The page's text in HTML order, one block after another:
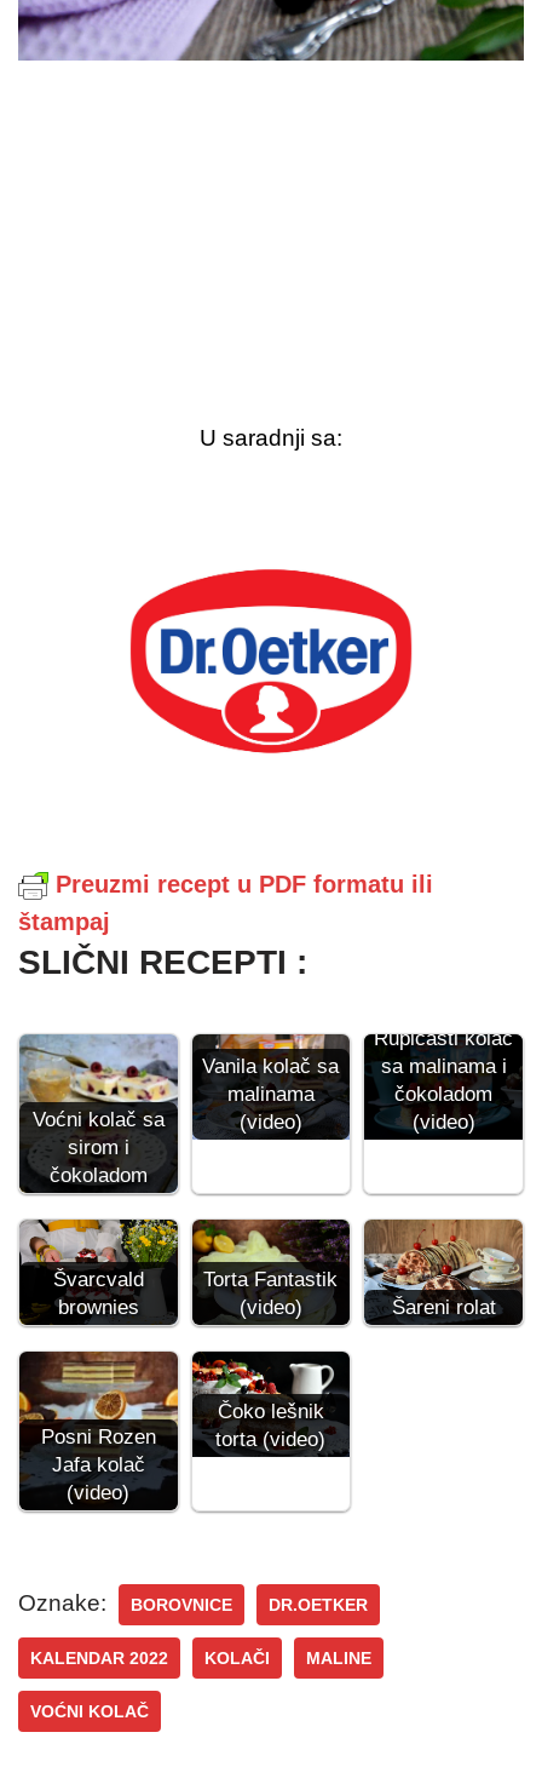
U saradnji sa:
Preuzmi recept u PDF formatu ili
štampaj
SLIČNI RECEPTI :
Voćni kolač sa
sirom i
čokoladom
Vanila kolač sa
malinama
(video)
Rupičasti kolač
sa malinama i
čokoladom
(video)
Švarcvald
brownies
Torta Fantastik
(video)
Šareni rolat
Posni Rozen
Jafa kolač
(video)
Čoko lešnik
torta (video)
Oznake: BOROVNICE DR.OETKER
KALENDAR 2022 KOLAČI MALINE
VOĆNI KOLAČ